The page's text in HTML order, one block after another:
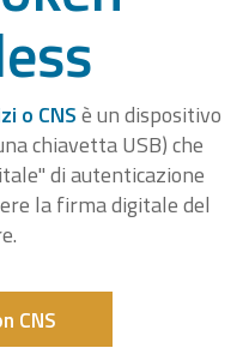
o CNSè un dispositivo
chiavetta USB) che
di autenticazione
la firma digitale del
CNS